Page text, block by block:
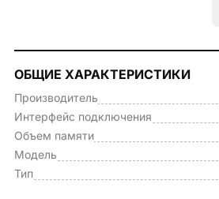
ОБЩИЕ ХАРАКТЕРИСТИКИ
Производитель
Интерфейс подключения
Объем памяти
Модель
Тип